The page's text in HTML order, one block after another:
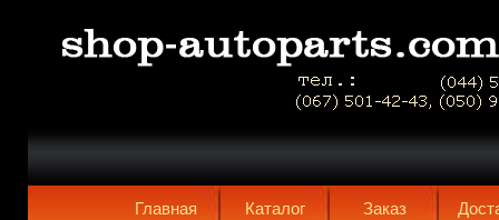
Главная Каталог Заказ